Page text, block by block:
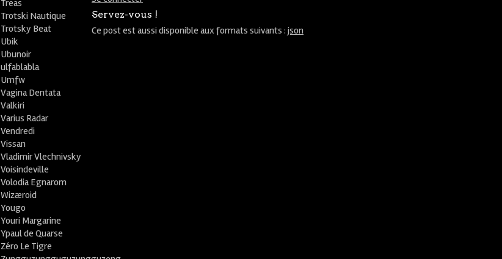
Servez-vous !
Ce post est aussi disponible aux formats suivants : json
Treas
Trotski Nautique
Trotsky Beat
Ubik
Ubunoir
ulfablabla
Umfw
Vagina Dentata
Valkiri
Varius Radar
Vendredi
Vissan
Vladimir Vlechnivsky
Voisindeville
Volodia Egnarom
Wizæroid
Yougo
Youri Margarine
Ypaul de Quarse
Zéro Le Tigre